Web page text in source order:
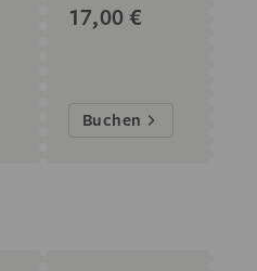
17,00 €
Buchen